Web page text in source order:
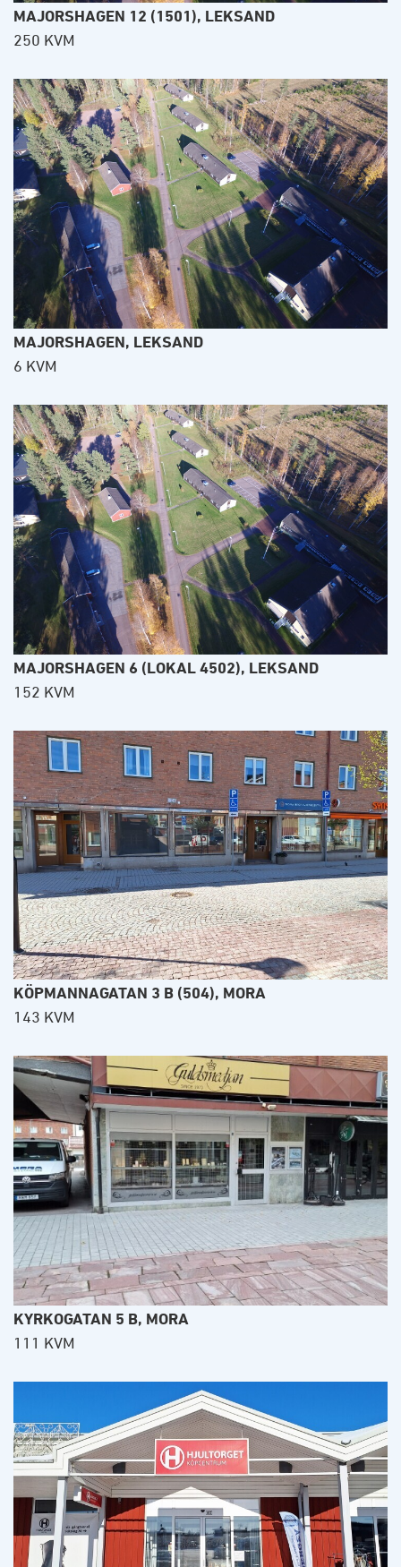
MAJORSHAGEN 12 (1501), LEKSAND
250 KVM
MAJORSHAGEN, LEKSAND
6 KVM
MAJORSHAGEN 6 (LOKAL 4502), LEKSAND
152 KVM
KÖPMANNAGATAN 3 B (504), MORA
143 KVM
KYRKOGATAN 5 B, MORA
111 KVM